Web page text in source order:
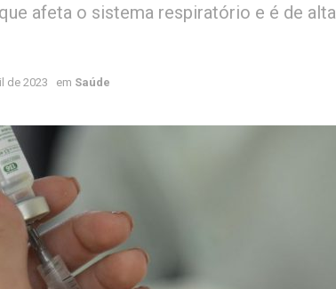
afeta o sistema respiratório e é de alta
de 2023 em Saúde